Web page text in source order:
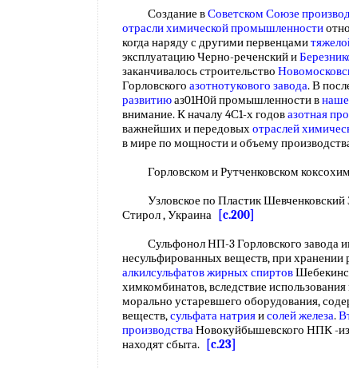
Создание вСоветском Союзе
отрасли химической промышленности
когда наряду с другими первенцами
эксплуатацию Черно-реченский и
заканчивалось строительство
Горловского азотнотукового завода. В
развитиюаз01Н0й промышленности в
внимание. К началу 4С1-х годовазотная
важнейших и передовыхотраслей
в мире по мощности и объему
Горловском и Рутченковском
Узловское по Пластик Шевченковский
Стирол , Украина
[c.200]
Сульфонол НП-3 Горловского завода
несульфированных веществ, при хранении
алкилсульфатов жирных спиртов
химкомбинатов, вследствие
морально устаревшего оборудования,
веществ,сульфата натрияисолей железа.
производстваНовокуйбышевского НПК -из-
находят сбыта.
[c.23]